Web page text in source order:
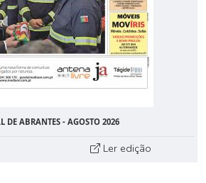
DE ABRANTES - AGOSTO 2026
Ler edição